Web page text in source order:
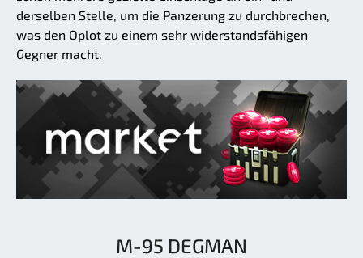
derselben Stelle, um die Panzerung zu durchbrechen,
was den Oplot zu einem sehr widerstandsfähigen
Gegner macht.
M-95 DEGMAN